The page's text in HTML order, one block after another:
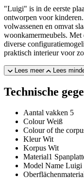
"Luigi" is in de eerste
ontworpen voor
volwassenen en omvat
woonkamermeubels. Met
diverse
praktisch interieur voor
Lees meer Lees
Technische
Aantal vakken 5
Colour Weiß
Colour of the
Kleur Wit
Korpus Wit
Material1
Model Name Luigi